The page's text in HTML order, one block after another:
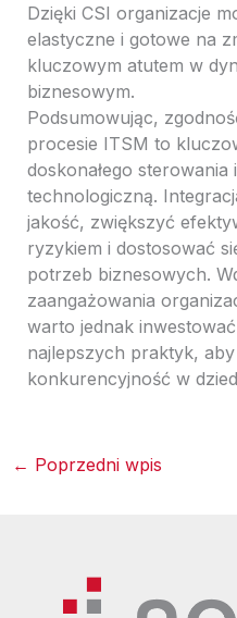
Dzięki CSI organizacje
elastyczne i gotowe na
kluczowym atutem w
biznesowym.
Podsumowując,
procesie ITSM to
doskonałego
technologiczną.
jakość, zwiększyć
ryzykiem i dostosować
potrzeb biznesowych.
zaangażowania
warto jednak
najlepszych praktyk,
konkurencyjność w
← Poprzedni wpis